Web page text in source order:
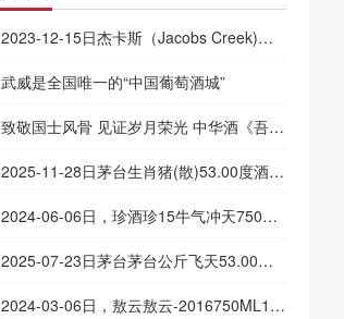
2023-12-15日杰卡斯（Jacobs Creek)双桶创酿14.80度酒的价格，杰卡斯（Jacobs Creek)批发参考价格150一
武威是全国唯一的“中国葡萄酒城”
致敬国士风骨 见证岁月荣光 中华酒《吾家吾国》十亿级流量燃情收官
2025-11-28日茅台生肖猪(散)53.00度酒价格为2,630一瓶，下跌 70元
2024-06-06日，珍酒珍15牛气冲天750ML53.00度酒每瓶的价格是多少呢？
2025-07-23日茅台茅台公斤飞天53.00度酒的价格，相对昨天价格波动为上涨 10元
2024-03-06日，敖云敖云-2016750ML15.00度酒每瓶的价格是多少呢？